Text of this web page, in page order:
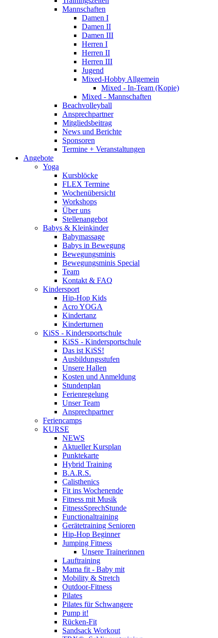
Mannschaften
Damen I
Damen II
Damen III
Herren I
Herren II
Herren III
Jugend
Mixed-Hobby Allgemein
Mixed - In-Team (Kopie)
Mixed - Mannschaften
Beachvolleyball
Ansprechpartner
Mitgliedsbeitrag
News und Berichte
Sponsoren
Termine + Veranstaltungen
Angebote
Yoga
Kursblöcke
FLEX Termine
Wochenübersicht
Workshops
Über uns
Stellenangebot
Babys & Kleinkinder
Babymassage
Babys in Bewegung
Bewegungsminis
Bewegungsminis Special
Team
Kontakt & FAQ
Kindersport
Hip-Hop Kids
Acro YOGA
Kindertanz
Kinderturnen
KiSS - Kindersportschule
KiSS - Kindersportschule
Das ist KiSS!
Ausbildungsstufen
Unsere Hallen
Kosten und Anmeldung
Stundenplan
Ferienregelung
Unser Team
Ansprechpartner
Feriencamps
KURSE
NEWS
Aktueller Kursplan
Punktekarte
Hybrid Training
B.A.R.S.
Calisthenics
Fit ins Wochenende
Fitness mit Musik
FitnessSprechStunde
Functionaltraining
Gerätetraining Senioren
Hip-Hop Beginner
Jumping Fitness
Unsere Trainerinnen
Lauftraining
Mama fit - Baby mit
Mobility & Stretch
Outdoor-Fitness
Pilates
Pilates für Schwangere
Pump it!
Rücken-Fit
Sandsack Workout